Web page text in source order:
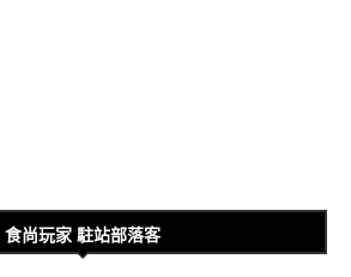
食尚玩家 駐站部落客